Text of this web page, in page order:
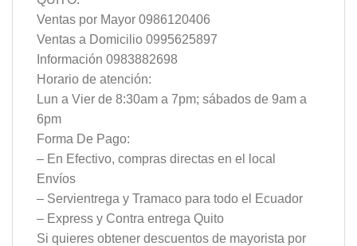
Ventas por Mayor 0986120406
Ventas a Domicilio 0995625897
Información 0983882698
Horario de atención:
Lun a Vier de 8:30am a 7pm; sábados de 9am a
6pm
Forma De Pago:
– En Efectivo, compras directas en el local
Envíos
– Servientrega y Tramaco para todo el Ecuador
– Express y Contra entrega Quito
Si quieres obtener descuentos de mayorista por